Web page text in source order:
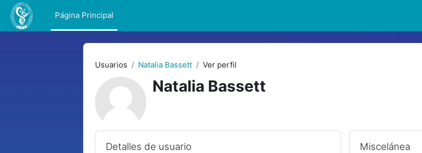
Salta al contenido principal
Página Principal
Usuarios Natalia Bassett Ver perfil
Natalia Bassett
Detalles de usuario Miscelánea